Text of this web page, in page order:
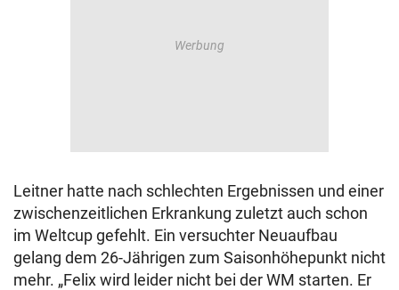
Leitner hatte nach schlechten Ergebnissen und einer
zwischenzeitlichen Erkrankung zuletzt auch schon
im Weltcup gefehlt. Ein versuchter Neuaufbau
gelang dem 26-Jährigen zum Saisonhöhepunkt nicht
mehr. „Felix wird leider nicht bei der WM starten. Er